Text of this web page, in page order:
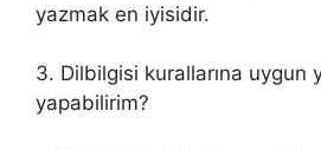
yazmak en iyisidir.
3. Dilbilgisi kurallarına uygun
yapabilirim?